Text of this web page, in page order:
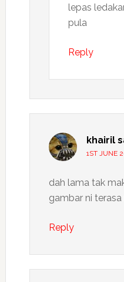
lepas
pula
Reply
khairil
1ST JUNE
dah lama tak
gambar ni terasa
Reply